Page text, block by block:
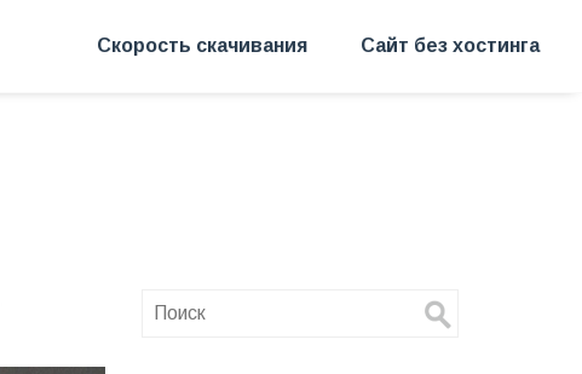
Скорость скачивания Сайт без хостинга